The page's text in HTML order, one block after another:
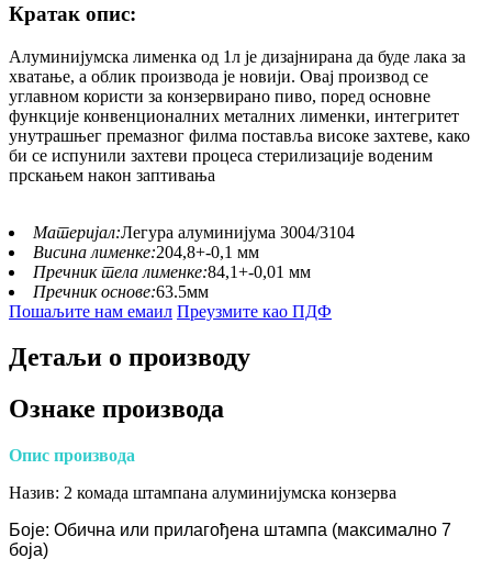
Кратак опис:
Алуминијумска лименка од 1л је дизајнирана да буде лака за
хватање, а облик производа је новији. Овај производ се
углавном користи за конзервирано пиво, поред основне
функције конвенционалних металних лименки, интегритет
унутрашњег премазног филма поставља високе захтеве, како
би се испунили захтеви процеса стерилизације воденим
прскањем након заптивања
Материјал:Легура алуминијума 3004/3104
Висина лименке:204,8+-0,1 мм
Пречник тела лименке:84,1+-0,01 мм
Пречник основе:63.5мм
Пошаљите нам емаил Преузмите као ПДФ
Детаљи о производу
Ознаке производа
Опис производа
Назив: 2 комада штампана алуминијумска конзерва
Боје: Обична или прилагођена штампа (максимално 7
боја)